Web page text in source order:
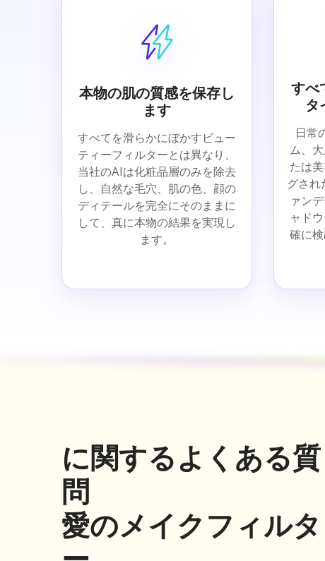
本物の肌の質感を保存し
ます
すべてを滑らかにぼかすビュー
ティーフィルターとは異なり、
当社のAIは化粧品層のみを除去
し、自然な毛穴、肌の色、顔の
ディテールを完全にそのままに
して、真に本物の結果を実現し
ます。
すべ
タ
日常
ム、
たは
グさ
ァン
ャド
確に
に関するよくある質
問
愛のメイクフィルタ